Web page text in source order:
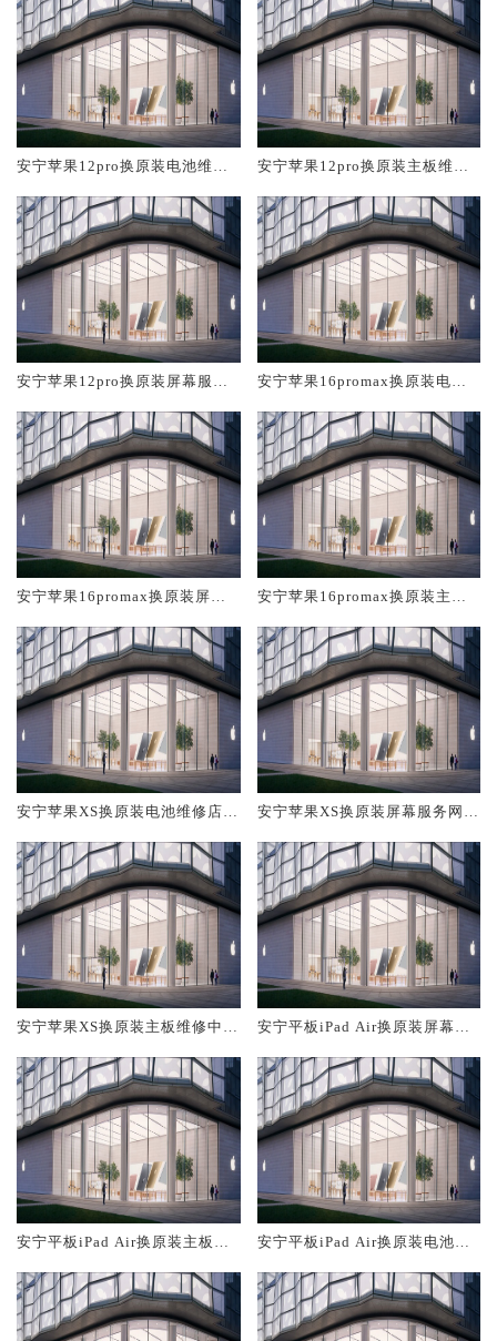
安宁苹果12pro换原装电池维修
安宁苹果12pro换原装主板维修
安宁苹果12pro换原装屏幕服务
安宁苹果16promax换原装电池
安宁苹果16promax换原装屏幕
安宁苹果16promax换原装主板
安宁苹果XS换原装电池维修店大
安宁苹果XS换原装屏幕服务网点
安宁苹果XS换原装主板维修中心
安宁平板iPad Air换原装屏幕服
安宁平板iPad Air换原装主板维
安宁平板iPad Air换原装电池维